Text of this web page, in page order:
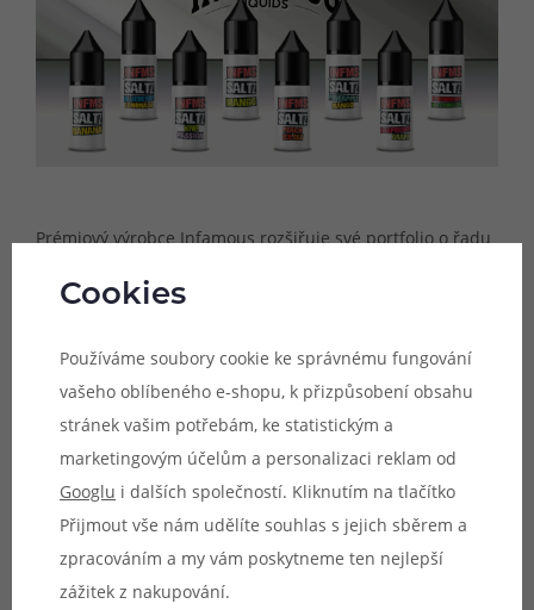
Prémiový výrobce Infamous rozšiřuje své portfolio o řadu
milovníky tradičních i exotických mixů, u kterých si
výraznosti jednotlivých složek. Díky pečlivě zvolenému
poměru všech použitých surovin jsou tyto směsi příjemně
vyvážené a mimořádně delikátní.
E-liquidy Infamous pochází z Chorvatska a byly navrženy
předními vapery, kteří se s vámi nyní podělí o tento
mimořádný chuťový zážitek. Všechny příchutě prochází
přísnými výstupními kontrolami pro uvedení na trh a jsou
Cookies
Používáme soubory cookie ke správnému fungování
vašeho oblíbeného e-shopu, k přizpůsobení obsahu
stránek vašim potřebám, ke statistickým a
marketingovým účelům a personalizaci reklam od
Googlu i dalších společností. Kliknutím na tlačítko
Přijmout vše nám udělíte souhlas s jejich sběrem a
zpracováním a my vám poskytneme ten nejlepší
zážitek z nakupování.